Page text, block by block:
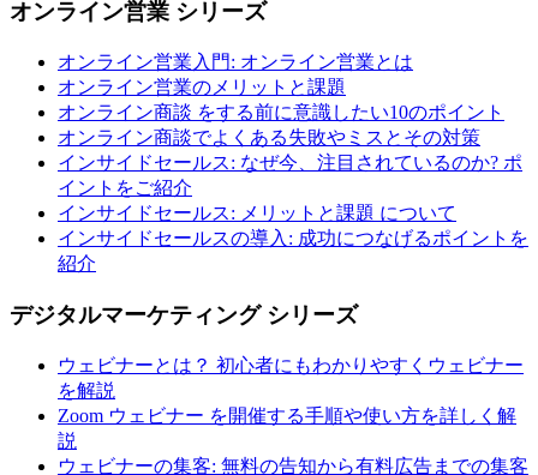
オンライン営業 シリーズ
オンライン営業入門: オンライン営業とは
オンライン営業のメリットと課題
オンライン商談 をする前に意識したい10のポイント
オンライン商談でよくある失敗やミスとその対策
インサイドセールス: なぜ今、注目されているのか? ポ
イントをご紹介
インサイドセールス: メリットと課題 について
インサイドセールスの導入: 成功につなげるポイントを
紹介
デジタルマーケティング シリーズ
ウェビナーとは？ 初心者にもわかりやすくウェビナー
を解説
Zoom ウェビナー を開催する手順や使い方を詳しく解
説
ウェビナーの集客: 無料の告知から有料広告までの集客